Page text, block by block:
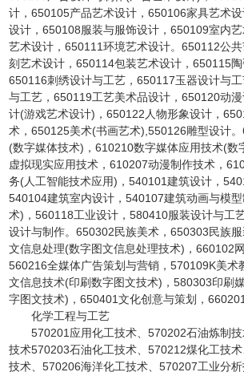
计，650105产品艺术设计，650106家具艺术
设计，650108服装与服饰设计，650109室内
艺术设计，650111环境艺术设计。650112公
刻艺术设计，650114包装艺术设计，650115陶
650116刺绣设计与工艺，650117玉器设计与
与工艺，650119工艺美术品设计，650120动
计(游戏艺术设计)，650122人物形象设计，
术，650125美术(书画艺术),550126雕型设计
(数字媒体技术)，610210数字媒体应用技术(数
虚拟现实应用技术，610207动漫制作技术，
务(人工智能技术应用)，540101建筑设计，
540104建筑室内设计，540107建筑动画与模
术)，560118工业设计，580410服装设计与工
设计与制作。650302民族美术，650303民族
文信息处理(数字图文信息处理技术)，660102
560216全媒体广告策划与营销，570109K美术
文信息技术(印刷数字图文技术)，580303印刷
字图文技术)，650401文化创意与策划，
化学工程与工艺
570201应用化工技术、570202石油炼制技
技术570203石油化工技术、570212煤化工技
技术、570206海洋化工技术、570207工业分